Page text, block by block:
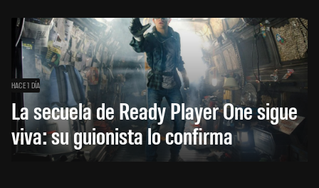
HACE 1 DÍA
La secuela de Ready Player One sigue
viva: su guionista lo confirma